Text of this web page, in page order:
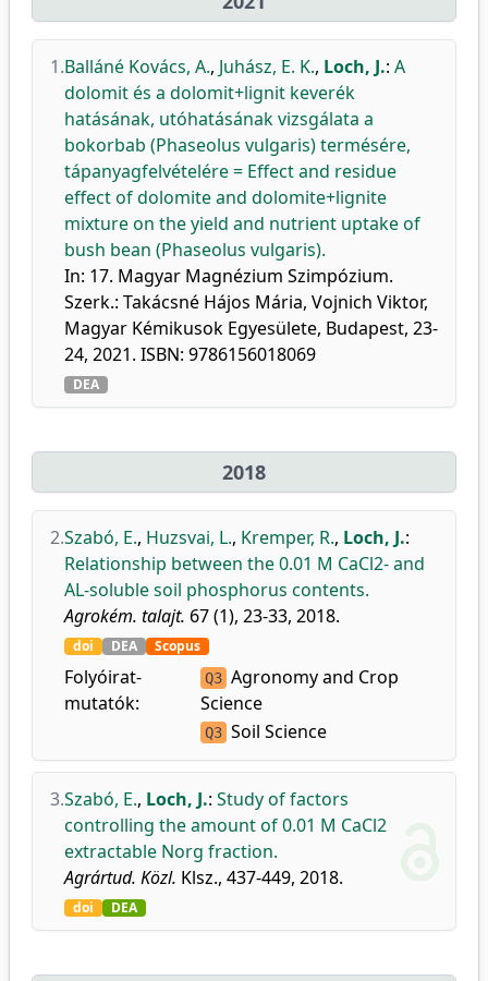
1.Balláné Kovács, A., Juhász, E. K., Loch, J.: A
dolomit és a dolomit+lignit keverék
hatásának, utóhatásának vizsgálata a
bokorbab (Phaseolus vulgaris) termésére,
tápanyagfelvételére = Effect and residue
effect of dolomite and dolomite+lignite
mixture on the yield and nutrient uptake of
bush bean (Phaseolus vulgaris).
In: 17. Magyar Magnézium Szimpózium.
Szerk.: Takácsné Hájos Mária, Vojnich Viktor,
Magyar Kémikusok Egyesülete, Budapest, 23-
24, 2021. ISBN: 9786156018069
DEA
2018
2.Szabó, E., Huzsvai, L., Kremper, R., Loch, J.:
Relationship between the 0.01 M CaCl2- and
AL-soluble soil phosphorus contents.
Agrokém. talajt. 67 (1), 23-33, 2018.
doi DEA Scopus
Folyóirat-
mutatók:
Q3 Agronomy and Crop
Science
Q3 Soil Science
3.Szabó, E., Loch, J.: Study of factors
controlling the amount of 0.01 M CaCl2
extractable Norg fraction.
Agrártud. Közl. Klsz., 437-449, 2018.
doi DEA